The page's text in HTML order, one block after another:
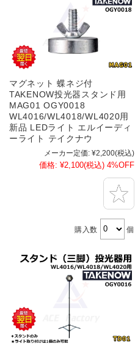
マグネット 蝶ネジ付
TAKENOW投光器スタンド用
MAG01 OGY0018
WL4016/WL4018/WL4020用
新品 LEDライト エルイーディ
ーライト テイクナウ
メーカー定価: ¥2,200(税込)
価格: ¥2,100(税込) 4%OFF
購入数 個